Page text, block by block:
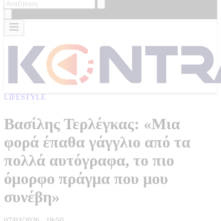
LIFESTYLE
Βασίλης Τερλέγκας: «Μια
φορά έπαθα γάγγλιο από τα
πολλά αυτόγραφα, το πιο
όμορφο πράγμα που μου
συνέβη»